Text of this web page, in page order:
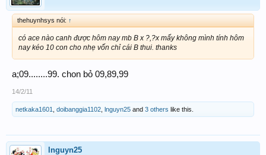
thehuynhsys nói: ↑
có ace nào canh được hôm nay mb B x ?,?x mấy không mình tính hôm
nay kéo 10 con cho nhẹ vốn chỉ cái B thui. thanks
a;09........99. chon bỏ 09,89,99
14/2/11
netkaka1601 doibanggia1102 lnguyn25 and 3 others like this.
lnguyn25